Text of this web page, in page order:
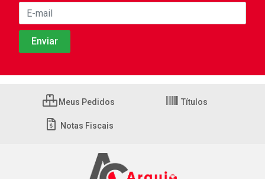
Meus Pedidos Títulos
Notas Fiscais